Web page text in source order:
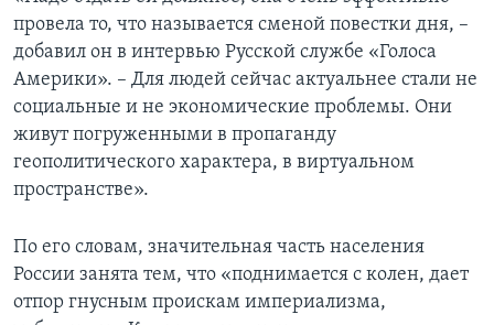
провела то, что называется сменой повестки дня, –
добавил он в интервью Русской службе «Голоса
Америки». – Для людей сейчас актуальнее стали не
социальные и не экономические проблемы. Они
живут погруженными в пропаганду
геополитического характера, в виртуальном
пространстве».
По его словам, значительная часть населения
России занята тем, что «поднимается с колен, дает
отпор гнусным проискам империализма,